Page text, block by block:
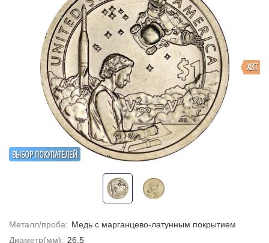
ВЫБОР ПОКУПАТЕЛЕЙ
ХИТ
Металл/проба: Медь с марганцево-латунным покрытием
Диаметр(мм): 26,5